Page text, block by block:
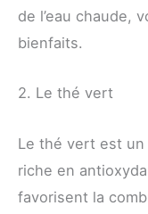
de l’eau chaude,
bienfaits.
2. Le thé vert
Le thé vert est
riche en
favorisent la